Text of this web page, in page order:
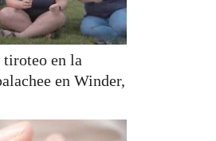
en la
en Winder,